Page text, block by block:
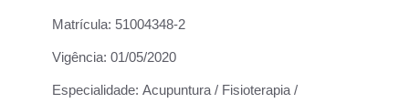
Matrícula: 51004348-2
Vigência: 01/05/2020
Especialidade: Acupuntura / Fisioterapia /